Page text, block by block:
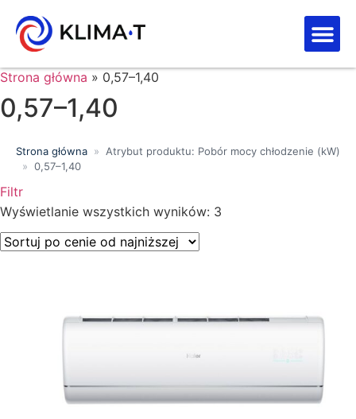
Strona główna » 0,57–1,40
0,57–1,40
Strona główna »
Atrybut produktu: Pobór mocy chłodzenie (kW)
» 0,57–1,40
Filtr
Price filter
Wyszukiwanie tekstowe
Kategorie produktów
Wyświetlanie wszystkich wyników: 3